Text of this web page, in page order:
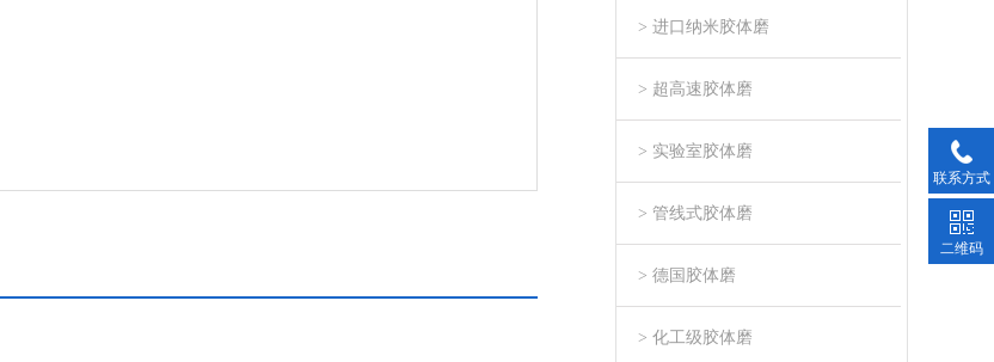
> 进口纳米胶体磨
> 超高速胶体磨
> 实验室胶体磨
> 管线式胶体磨
> 德国胶体磨
> 化工级胶体磨
联系方式
二维码